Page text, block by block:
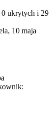
ukrytych i 29
10 maja